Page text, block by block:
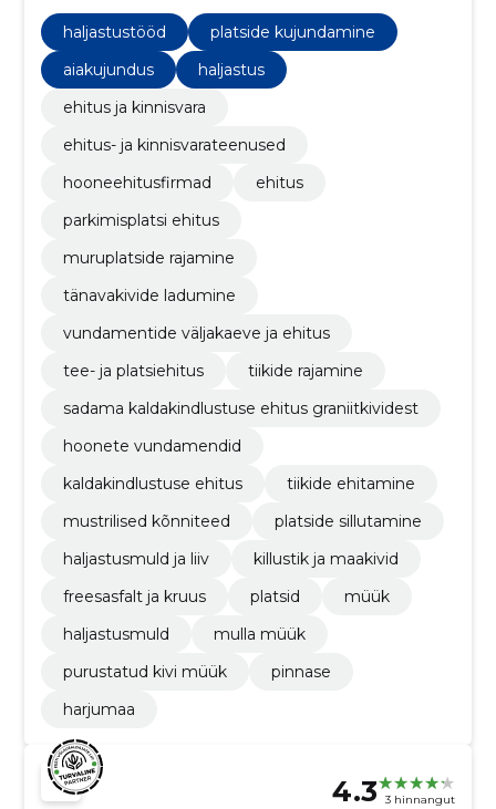
ning kogu väliskeskkonna kujundamisel.
haljastustööd
platside kujundamine
aiakujundus
haljastus
ehitus ja kinnisvara
ehitus- ja kinnisvarateenused
hooneehitusfirmad
ehitus
parkimisplatsi ehitus
muruplatside rajamine
tänavakivide ladumine
vundamentide väljakaeve ja ehitus
tee- ja platsiehitus
tiikide rajamine
sadama kaldakindlustuse ehitus graniitkividest
hoonete vundamendid
kaldakindlustuse ehitus
tiikide ehitamine
mustrilised kõnniteed
platside sillutamine
haljastusmuld ja liiv
killustik ja maakivid
freesasfalt ja kruus
platsid
müük
haljastusmuld
mulla müük
purustatud kivi müük
pinnase
harjumaa
4.3 3 hinnangut